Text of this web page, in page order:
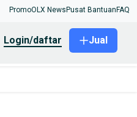
PromoOLX News Pusat Bantuan FAQ
login/daftar Jual